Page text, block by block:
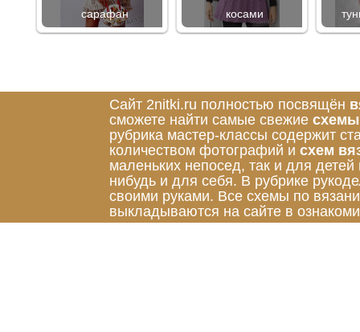
сарафан
косами
Сайт 2nitki.ru полностью посвящён
сможете найти самые свежие схемы
рубрика мастер-классы содержит
количеством фотографий и схем
маленьких непосед, так и для
нибудь и для себя. В рубрике
своими руками. Все схемы по
выкладываются на сайте в